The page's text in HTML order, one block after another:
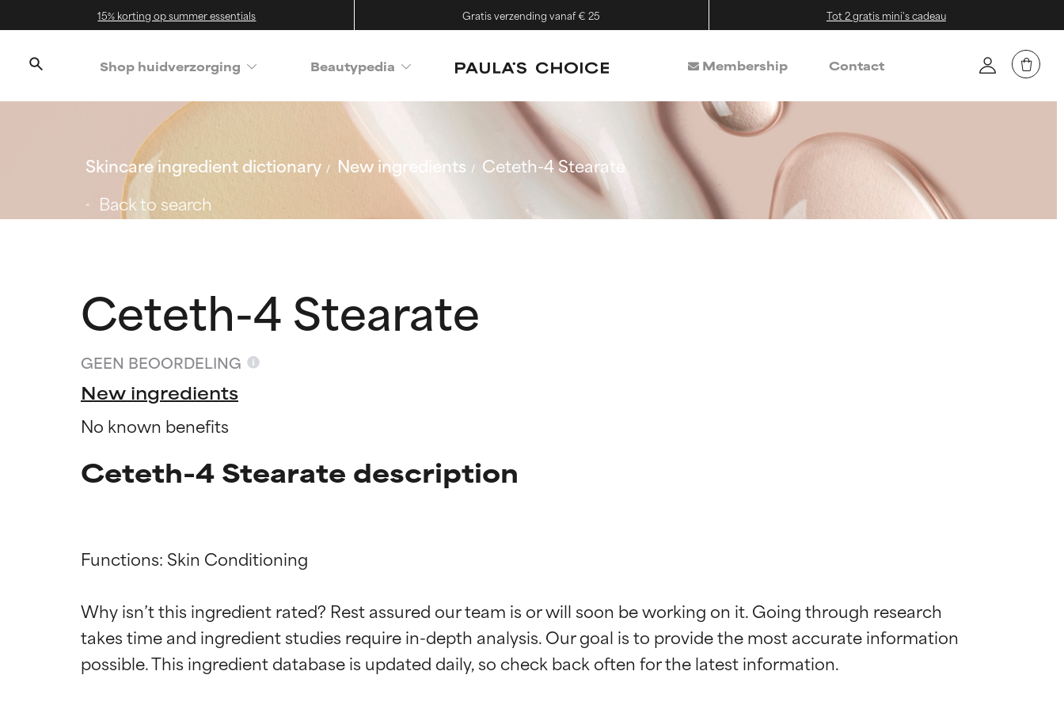
15% korting op summer essentials Gratis verzending vanaf € 25 Tot 2 gratis mini's cadeau
Shop huidverzorging Beautypedia Membership Contact
Skincare ingredient dictionary New ingredients
Ceteth-4 Stearate
Back to search
Ceteth-4 Stearate
GEEN BEOORDELING
New ingredients
No known benefits
Ceteth-4 Stearate description
Functions: Skin Conditioning
Why isn’t this ingredient rated? Rest assured our team is or will soon be working on it. Going through research
takes time and ingredient studies require in-depth analysis. Our goal is to provide the most accurate information
Beoordelingen van ingrediënten
BESTE
Beoordelingen van ingrediënten
BESTE